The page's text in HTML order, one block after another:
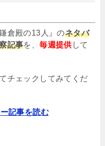
倉殿の13人』のネタバ
記事を、毎週提供して
チェックしてみてくだ
記事を読む